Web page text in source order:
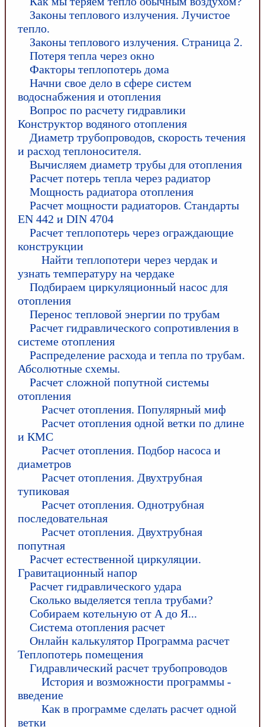
Законы теплового излучения. Лучистое
тепло.
Законы теплового излучения. Страница 2.
Потеря тепла через окно
Факторы теплопотерь дома
Начни свое дело в сфере систем
водоснабжения и отопления
Вопрос по расчету гидравлики
Конструктор водяного отопления
Диаметр трубопроводов, скорость течения
и расход теплоносителя.
Вычисляем диаметр трубы для отопления
Расчет потерь тепла через радиатор
Мощность радиатора отопления
Расчет мощности радиаторов. Стандарты
EN 442 и DIN 4704
Расчет теплопотерь через ограждающие
конструкции
Найти теплопотери через чердак и
узнать температуру на чердаке
Подбираем циркуляционный насос для
отопления
Перенос тепловой энергии по трубам
Расчет гидравлического сопротивления в
системе отопления
Распределение расхода и тепла по трубам.
Абсолютные схемы.
Расчет сложной попутной системы
отопления
Расчет отопления. Популярный миф
Расчет отопления одной ветки по длине
и КМС
Расчет отопления. Подбор насоса и
диаметров
Расчет отопления. Двухтрубная
тупиковая
Расчет отопления. Однотрубная
последовательная
Расчет отопления. Двухтрубная
попутная
Расчет естественной циркуляции.
Гравитационный напор
Расчет гидравлического удара
Сколько выделяется тепла трубами?
Собираем котельную от А до Я...
Система отопления расчет
Онлайн калькулятор Программа расчет
Теплопотерь помещения
Гидравлический расчет трубопроводов
История и возможности программы -
введение
Как в программе сделать расчет одной
ветки